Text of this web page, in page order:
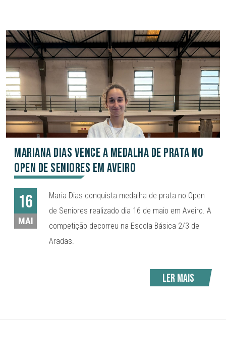
Mariana Dias vence a medalha de prata no
open de Seniores em Aveiro
16
MAI
Maria Dias conquista medalha de prata no Open
de Seniores realizado dia 16 de maio em Aveiro. A
competição decorreu na Escola Básica 2/3 de
Aradas.
Ler mais